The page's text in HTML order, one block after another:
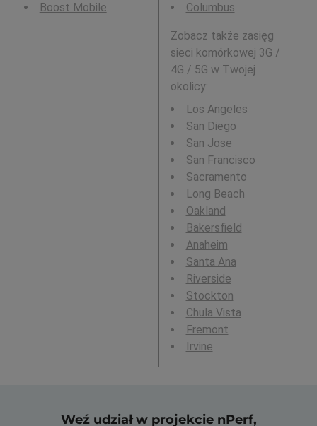
Boost Mobile
Columbus
Zobacz także zasięg
sieci komórkowej 3G /
4G / 5G w Twojej
okolicy:
Los Angeles
San Diego
San Jose
San Francisco
Sacramento
Long Beach
Oakland
Bakersfield
Anaheim
Santa Ana
Riverside
Stockton
Chula Vista
Fremont
Irvine
Weź udział w projekcie nPerf,